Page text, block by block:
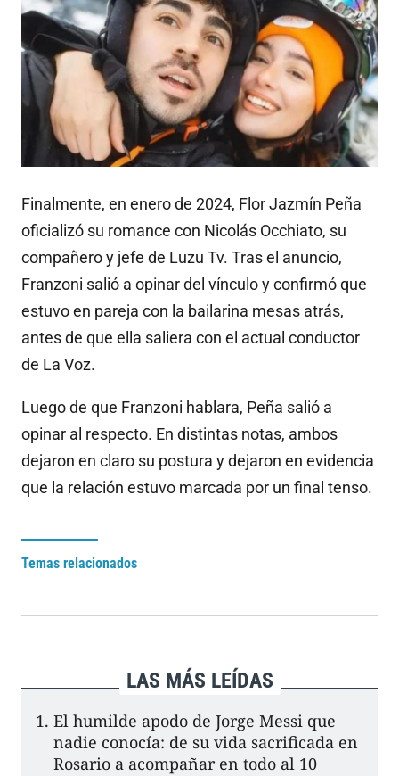
Finalmente, en enero de 2024, Flor Jazmín Peña
oficializó su romance con Nicolás Occhiato, su
compañero y jefe de Luzu Tv. Tras el anuncio,
Franzoni salió a opinar del vínculo y confirmó que
estuvo en pareja con la bailarina mesas atrás,
antes de que ella saliera con el actual conductor
de La Voz.
Luego de que Franzoni hablara, Peña salió a
opinar al respecto. En distintas notas, ambos
dejaron en claro su postura y dejaron en evidencia
que la relación estuvo marcada por un final tenso.
Temas relacionados
LAS MÁS LEÍDAS
El humilde apodo de Jorge Messi que
nadie conocía: de su vida sacrificada en
Rosario a acompañar en todo al 10